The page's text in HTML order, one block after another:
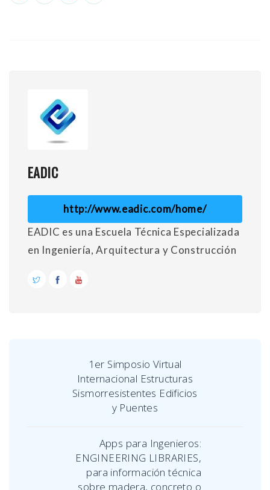
EADIC
http://www.eadic.com/home/
EADIC es una Escuela Técnica Especializada
en Ingeniería, Arquitectura y Construcción
1er Simposio Virtual
Internacional Estructuras
Sismorresistentes Edificios
y Puentes
Apps para Ingenieros:
ENGINEERING LIBRARIES,
para información técnica
sobre madera, concreto o